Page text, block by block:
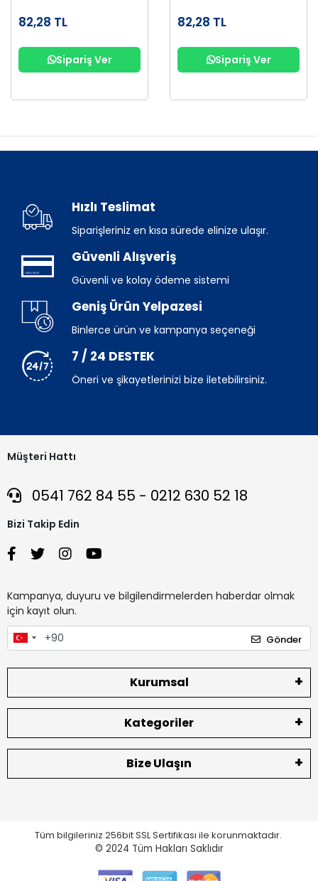
82,28 TL
Sipariş Ver
82,28 TL
Sipariş Ver
Hızlı Teslimat
Siparişleriniz en kısa sürede elinize ulaşır.
Güvenli Alışveriş
Güvenli ve kolay ödeme sistemi
Geniş Ürün Yelpazesi
Binlerce ürün ve kampanya seçeneği
7 / 24 DESTEK
Öneri ve şikayetlerinizi bize iletebilirsiniz.
Müşteri Hattı
0541 762 84 55 - 0212 630 52 18
Bizi Takip Edin
Kampanya, duyuru ve bilgilendirmelerden haberdar olmak
için kayıt olun.
Gönder
Kurumsal
Kategoriler
Bize Ulaşın
Tüm bilgileriniz 256bit SSL Sertifikası ile korunmaktadır.
© 2024 Tüm Hakları Saklıdır